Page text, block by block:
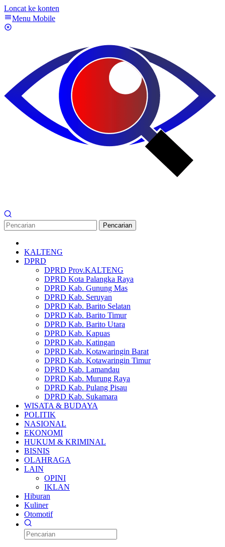
Loncat ke konten
Menu Mobile
Pencarian
KALTENG
DPRD
DPRD Prov.KALTENG
DPRD Kota Palangka Raya
DPRD Kab. Gunung Mas
DPRD Kab. Seruyan
DPRD Kab. Barito Selatan
DPRD Kab. Barito Timur
DPRD Kab. Barito Utara
DPRD Kab. Kapuas
DPRD Kab. Katingan
DPRD Kab. Kotawaringin Barat
DPRD Kab. Kotawaringin Timur
DPRD Kab. Lamandau
DPRD Kab. Murung Raya
DPRD Kab. Pulang Pisau
DPRD Kab. Sukamara
WISATA & BUDAYA
POLITIK
NASIONAL
EKONOMI
HUKUM & KRIMINAL
BISNIS
OLAHRAGA
LAIN
OPINI
IKLAN
Hiburan
Kuliner
Otomotif